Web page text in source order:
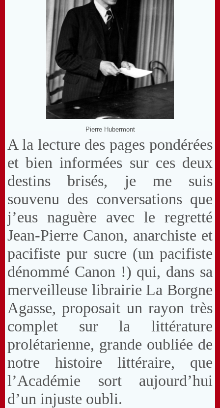
Pierre Hubermont
A la lecture des pages pondérées
et bien informées sur ces deux
destins brisés, je me suis
souvenu des conversations que
j’eus naguère avec le regretté
Jean-Pierre Canon, anarchiste et
pacifiste pur sucre (un pacifiste
dénommé Canon !) qui, dans sa
merveilleuse librairie La Borgne
Agasse, proposait un rayon très
complet sur la littérature
prolétarienne, grande oubliée de
notre histoire littéraire, que
l’Académie sort aujourd’hui
d’un injuste oubli.